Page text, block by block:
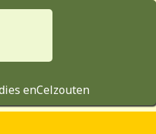
enCelzouten